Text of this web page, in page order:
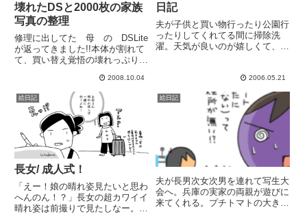
壊れたDSと2000枚の家族
写真の整理
修理に出してた 母 の DSLite
が返ってきました!!本体が割れて
て、買い替え覚悟の壊れっぷりだ
で 「電源入れて起動するなら修
理可能らしい」 と聞きダメ元で
修理をお願いしてみたのですが、
3500円(税送料込)で...
2008.10.04
日記
夫が子供と買い物行ったり公園行
ったりしてくれてる間に掃除洗
濯。天気が良いのが嬉しくて、子
（寿司続きその後、近所の銭湯に
行った。充実した１日
2006.05.21
絵日記
長女/ 成人式！
「えー！娘の晴れ姿見たいと思わ
へんのん！？」長女の超カワイイ
晴れ姿は前撮りで見たしなー。成
絵日記
夫が長男次女次男を連れて写生大
会へ。兵庫の実家の両親が遊びに
来てくれる。プチトマトの大きな